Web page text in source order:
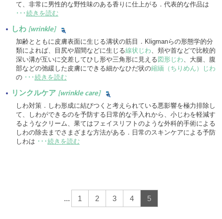
て、非常に男性的な野性味のある香りに仕上がる．代表的な作品は
･･･ 続きを読む
しわ [wrinkle]
加齢とともに皮膚表面に生じる溝状の筋目．Kligmanらの形態学的分
類によれば、目尻や眉間などに生じる線状じわ 、頬や首などで比較的
深い溝が互いに交差してひし形や三角形に見える 図形じわ 、大腿、腹
部などの弛緩した皮膚にできる細かなひだ状の縮緬（ちりめん）じわ
の ･･･ 続きを読む
リンクルケア [wrinkle care]
しわ対策．しわ形成に結びつくと考えられている悪影響を極力排除し
て、しわができるのを予防する日常的な手入れから、小じわを軽減す
るようなクリーム、果てはフェイスリフトのような外科的手術による
しわの除去までさまざまな方法がある．日常のスキンケアによる予防
しわは ･･･ 続きを読む
... 1 2 3 4 5